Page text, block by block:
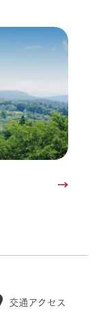
交通アクセス